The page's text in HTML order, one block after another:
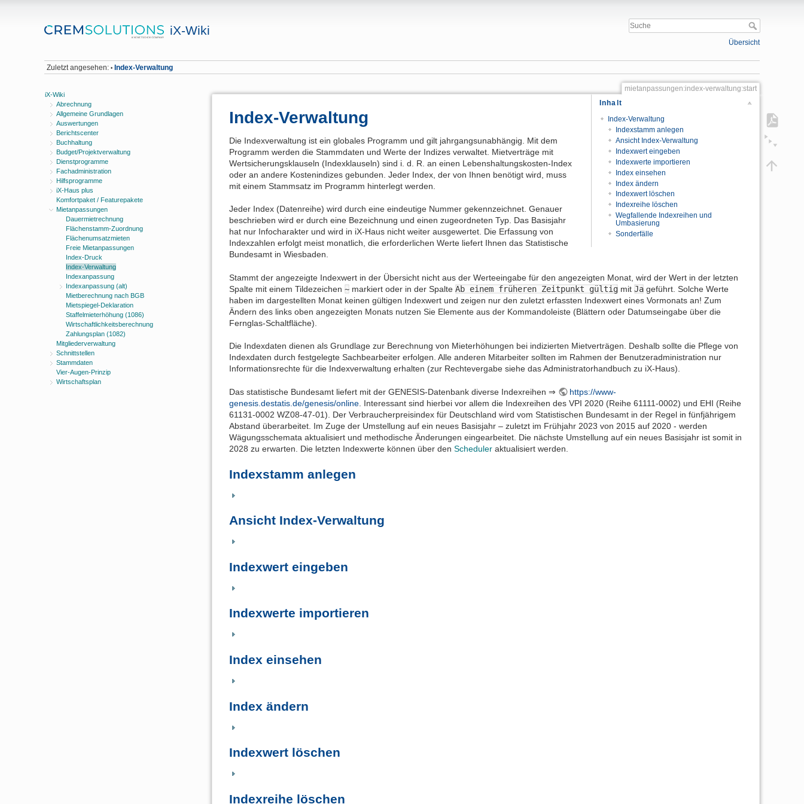
iX-Wiki
Übersicht
Zuletzt angesehen: • Index-Verwaltung
iX-Wiki
Abrechnung
Allgemeine Grundlagen
Auswertungen
Berichtscenter
Buchhaltung
Budget/Projektverwaltung
Dienstprogramme
Fachadministration
Hilfsprogramme
iX-Haus plus
Komfortpaket / Featurepakete
Mietanpassungen
Dauermietrechnung
Flächenstamm-Zuordnung
Flächenumsatzmieten
Freie Mietanpassungen
Index-Druck
Index-Verwaltung
Indexanpassung
Indexanpassung (alt)
Mietberechnung nach BGB
Mietspiegel-Deklaration
Staffelmieterhöhung (1086)
Wirtschaftlichkeitsberechnung
Zahlungsplan (1082)
Mitgliederverwaltung
Schnittstellen
Stammdaten
Vier-Augen-Prinzip
Wirtschaftsplan
mietanpassungen:index-verwaltung:start
Inhalt
Index-Verwaltung
Indexstamm anlegen
Ansicht Index-Verwaltung
Indexwert eingeben
Indexwerte importieren
Index einsehen
Index ändern
Indexwert löschen
Indexreihe löschen
Wegfallende Indexreihen und
Umbasierung
Sonderfälle
Index-Verwaltung
Die Indexverwaltung ist ein globales Programm und gilt jahrgangsunabhängig. Mit dem
Programm werden die Stammdaten und Werte der Indizes verwaltet. Mietverträge mit
Wertsicherungsklauseln (Indexklauseln) sind i. d. R. an einen Lebenshaltungskosten-Index
oder an andere Kostenindizes gebunden. Jeder Index, der von Ihnen benötigt wird, muss
mit einem Stammsatz im Programm hinterlegt werden.
Jeder Index (Datenreihe) wird durch eine eindeutige Nummer gekennzeichnet. Genauer
beschrieben wird er durch eine Bezeichnung und einen zugeordneten Typ. Das Basisjahr
hat nur Infocharakter und wird in iX-Haus nicht weiter ausgewertet. Die Erfassung von
Indexzahlen erfolgt meist monatlich, die erforderlichen Werte liefert Ihnen das Statistische
Bundesamt in Wiesbaden.
Stammt der angezeigte Indexwert in der Übersicht nicht aus der Werteeingabe für den angezeigten Monat, wird der Wert in der letzten
Spalte mit einem Tildezeichen ~markiert oder in der Spalte Ab einem früheren Zeitpunkt gültig mit Jageführt. Solche Werte
haben im dargestellten Monat keinen gültigen Indexwert und zeigen nur den zuletzt erfassten Indexwert eines Vormonats an! Zum
Ändern des links oben angezeigten Monats nutzen Sie Elemente aus der Kommandoleiste (Blättern oder Datumseingabe über die
Fernglas-Schaltfläche).
Die Indexdaten dienen als Grundlage zur Berechnung von Mieterhöhungen bei indizierten Mietverträgen. Deshalb sollte die Pflege von
Indexdaten durch festgelegte Sachbearbeiter erfolgen. Alle anderen Mitarbeiter sollten im Rahmen der Benutzeradministration nur
Informationsrechte für die Indexverwaltung erhalten (zur Rechtevergabe siehe das Administratorhandbuch zu iX-Haus).
Das statistische Bundesamt liefert mit der GENESIS-Datenbank diverse Indexreihen ⇒
https://www-
genesis.destatis.de/genesis/online. Interessant sind hierbei vor allem die Indexreihen des VPI 2020 (Reihe 61111-0002) und EHI (Reihe
61131-0002 WZ08-47-01). Der Verbraucher­preisindex für Deutschland wird vom Statistischen Bundesamt in der Regel in fünfjährigem
Abstand überarbeitet. Im Zuge der Umstellung auf ein neues Basisjahr – zuletzt im Frühjahr 2023 von 2015 auf 2020 - werden
Wägungsschemata aktualisiert und methodische Änderungen eingearbeitet. Die nächste Umstellung auf ein neues Basisjahr ist somit in
2028 zu erwarten. Die letzten Indexwerte können über den Scheduleraktualisiert werden.
Indexstamm anlegen
Ansicht Index-Verwaltung
Indexwert eingeben
Indexwerte importieren
Index einsehen
Index ändern
Indexwert löschen
Indexreihe löschen